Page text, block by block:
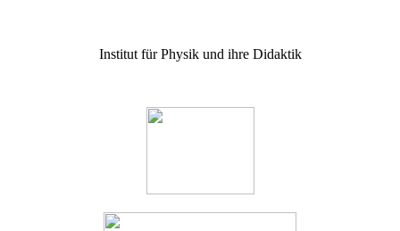
Institut für Physik und ihre Didaktik